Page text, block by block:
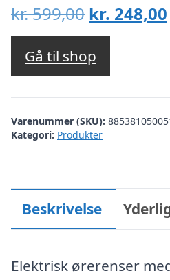
kr.599,00 Den
oprindelige
pris
var:
kr. 599,00.
kr. 248,00
Gå til shop
Varenummer (SKU):
Kategori: Produkter
Beskrivelse
Elektrisk ørerenser